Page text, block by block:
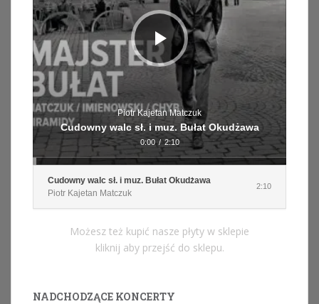
Piotr Kajetan Matczuk
Cudowny walc sł. i muz. Bułat Okudżawa
0:00 / 2:10
Cudowny walc sł. i muz. Bułat Okudżawa
Piotr Kajetan Matczuk
2:10
Możesz też kupić nasze płyty w sklepie
kliknij aby przejść do sklepu.
NADCHODZĄCE KONCERTY